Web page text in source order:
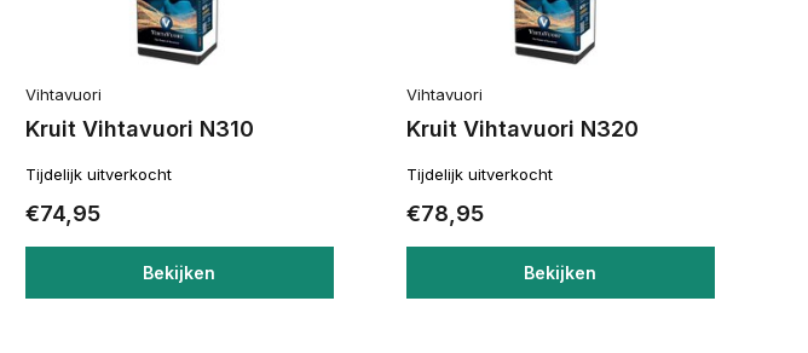
Vihtavuori
Kruit Vihtavuori N310
Tijdelijk uitverkocht
€74,95
Bekijken
Vihtavuori
Kruit Vihtavuori N320
Tijdelijk uitverkocht
€78,95
Bekijken